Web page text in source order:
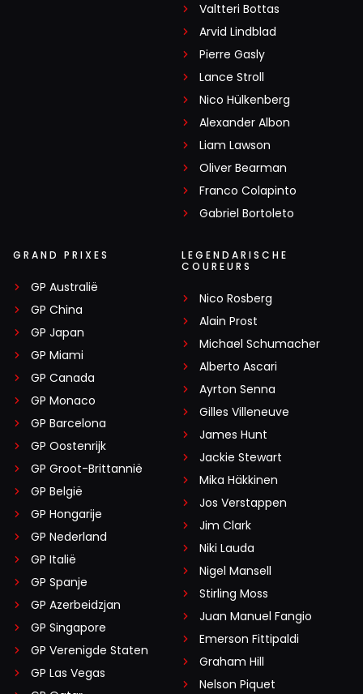
Valtteri Bottas
Arvid Lindblad
Pierre Gasly
Lance Stroll
Nico Hülkenberg
Alexander Albon
Liam Lawson
Oliver Bearman
Franco Colapinto
Gabriel Bortoleto
GRAND PRIXES
GP Australië
GP China
GP Japan
GP Miami
GP Canada
GP Monaco
GP Barcelona
GP Oostenrijk
GP Groot-Brittannië
GP België
GP Hongarije
GP Nederland
GP Italië
GP Spanje
GP Azerbeidzjan
GP Singapore
GP Verenigde Staten
GP Las Vegas
LEGENDARISCHE
COUREURS
Nico Rosberg
Alain Prost
Michael Schumacher
Alberto Ascari
Ayrton Senna
Gilles Villeneuve
James Hunt
Jackie Stewart
Mika Häkkinen
Jos Verstappen
Jim Clark
Niki Lauda
Nigel Mansell
Stirling Moss
Juan Manuel Fangio
Emerson Fittipaldi
Graham Hill
Nelson Piquet